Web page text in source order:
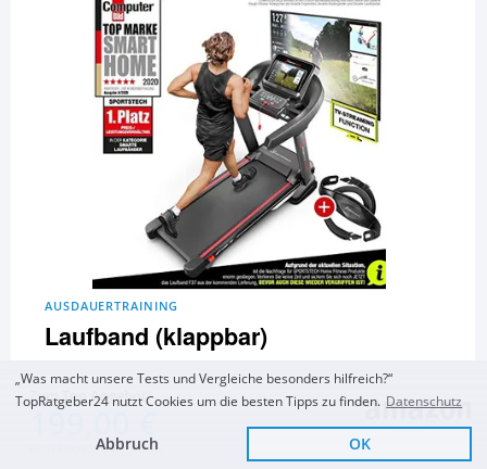
Zum Top Angebot
199,00 €
KOSTENLOSE LIEFERUNG
AUSDAUERTRAINING
Laufband (klappbar)
Sportstech F37
Laufband
Sportstech FX300 Ultra
Slim Laufband
Sportstech F10
Laufband
Zum Vergleich und Ratgeber
„Was macht unsere Tests und Vergleiche besonders hilfreich?“
TopRatgeber24 nutzt Cookies um die besten Tipps zu finden. Datenschutz
Abbruch OK